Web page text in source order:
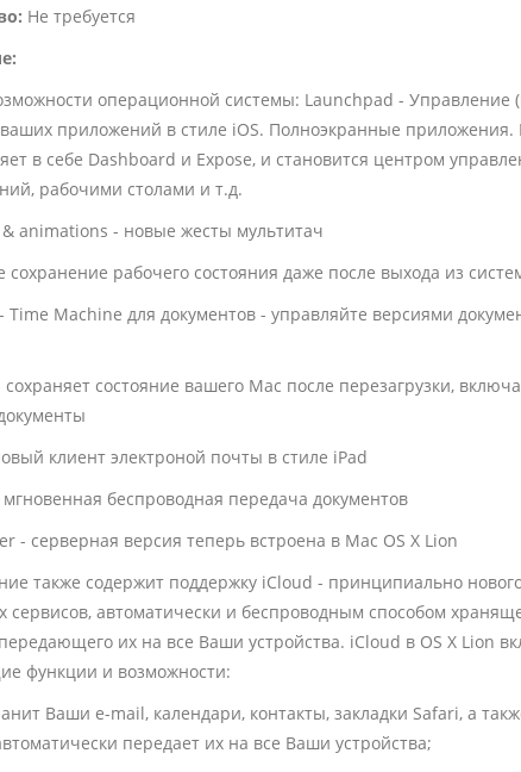
Не требуется
операционной системы: Launchpad - Управление
ваших приложений в стиле iOS. Полноэкранные приложения.
в себе Dashboard и Expose, и становится центром
рабочими столами и т.д.
animations - новые жесты мультитач
сохранение рабочего состояния даже после выхода из
Time Machine для документов - управляйте версиями
сохраняет состояние вашего Mac после перезагрузки,
клиент электроной почты в стиле iPad
беспроводная передача документов
- серверная версия теперь встроена в Mac OS X Lion
также содержит поддержку iCloud - принципиально
сервисов, автоматически и беспроводным способом
их на все Ваши устройства. iCloud в OS X Lion
функции и возможности:
Ваши e-mail, календари, контакты, закладки Safari, а
передает их на все Ваши устройства;